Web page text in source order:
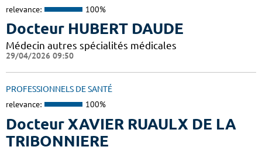
relevance: 100%
Docteur HUBERT DAUDE
Médecin autres spécialités médicales
29/04/2026 09:50
PROFESSIONNELS DE SANTÉ
relevance: 100%
Docteur XAVIER RUAULX DE LA
TRIBONNIERE